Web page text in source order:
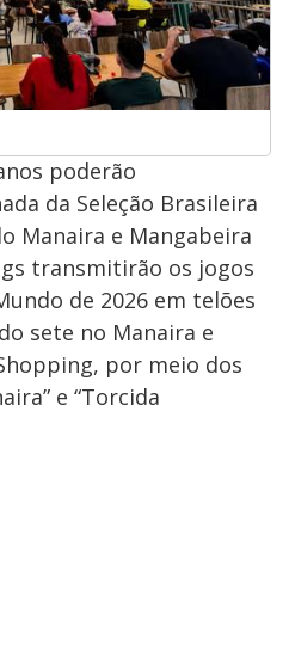
poderão
da Seleção Brasileira
Manaira e Mangabeira
transmitirão os jogos
de 2026 em telões
sete no Manaira e
por meio dos
e “Torcida